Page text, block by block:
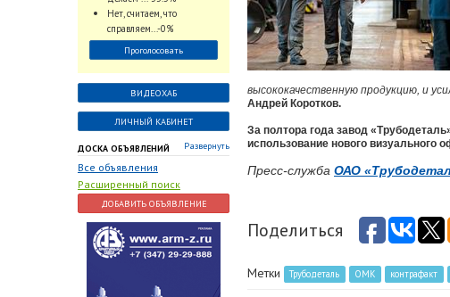
интеллект и цифровые
заказы для ускорения
обработки заказов и
оперативной отгрузки
продукции конечному
потребителю?
Нет, считаем, что
справляем...-0%
Проголосовать
ВИДЕОХАБ
ЛИЧНЫЙ КАБИНЕТ
ДОСКА ОБЪЯВЛЕНИЙ Развернуть
Все объявления
Расширенный поиск
ДОБАВИТЬ ОБЪЯВЛЕНИЕ
высококачественную продукцию, и
Андрей Коротков.
За полтора года завод
использование нового визуального
Пресс-служба ОАО
Поделиться
Метки Трубодеталь ОМК контрафакт